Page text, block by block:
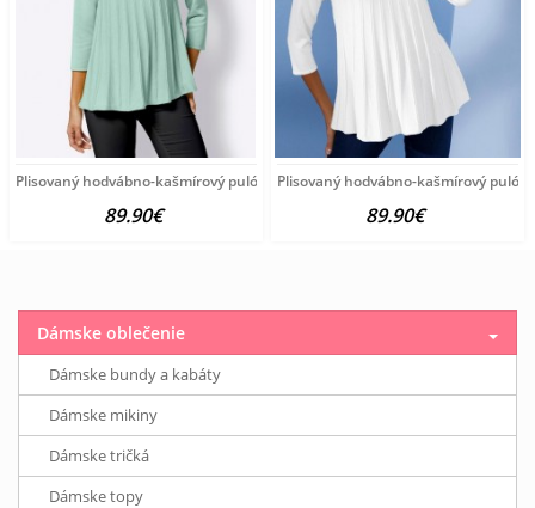
Plisovaný hodvábno-kašmírový pulóver vzhľadom Création
89.90€
Plisovaný hodvábno-kašmírový
89.90€
Dámske oblečenie
Dámske bundy a kabáty
Dámske mikiny
Dámske tričká
Dámske topy